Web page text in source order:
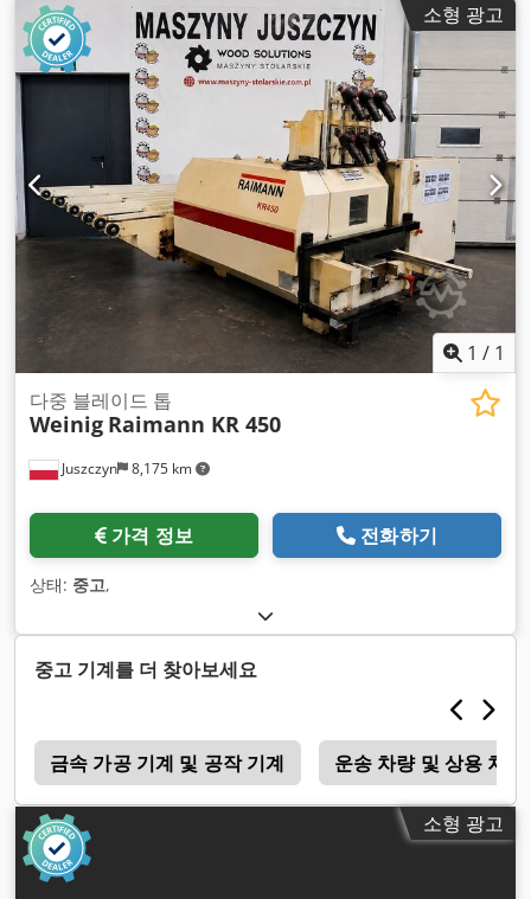
소형 광고
1 / 1
Juszczyn 8,175 km
다중 블레이드 톱
Weinig Raimann KR 450
가격 정보 전화하기
상태: 중고,
중고 기계를 더 찾아보세요
금속 가공 기계 및 공작 기계 운송 차량 및 상용 차량
소형 광고